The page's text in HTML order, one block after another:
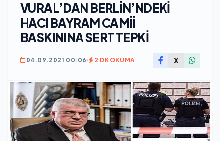
VURAL’DAN BERLİN’NDEKİ
HACI BAYRAM CAMİİ
BASKININA SERT TEPKİ
04.09.2021 00:06 2 DK OKUMA X